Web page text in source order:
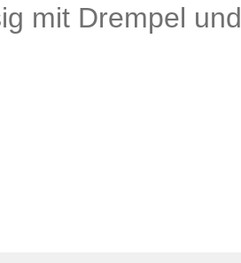
mit Drempel und